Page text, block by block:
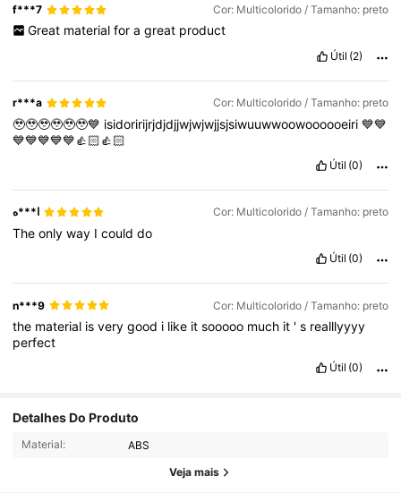
f***7 Cor: Multicolorido / Tamanho: preto
Great material for a great product
Útil (2)
r***a Cor: Multicolorido / Tamanho: preto
🥹🥹🥹🥹🥹🥹💙 isidoririjrjdjdjjwjwjwjjsjsiwuuwwoowoooooeiri💙💙
💙💙💙💙💙👍🏻👍🏻
Útil (0)
ا***ه Cor: Multicolorido / Tamanho: preto
Theonlyway Icoulddo
Útil (0)
n***9 Cor: Multicolorido / Tamanho: preto
the material isverygood i like itsooooo much it 's realllyyyy
perfect
Útil (0)
Detalhes Do Produto
Material: ABS
Veja mais
4,83 845 Seguidores
845 Seguidores
845 Seguidores